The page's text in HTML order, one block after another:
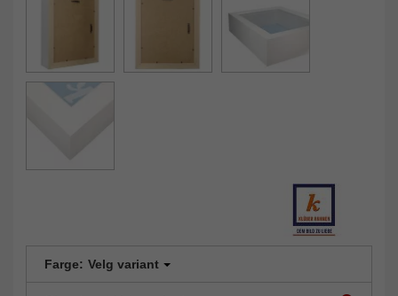
Farge: Velg variant